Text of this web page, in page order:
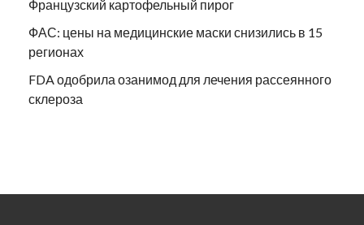
Французский картофельный пирог
ФАС: цены на медицинские маски снизились в 15
регионах
FDA одобрила озанимод для лечения рассеянного
склероза